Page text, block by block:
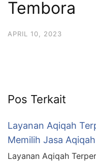
6713
Tembora
APRIL 10, 2023
Pos Terkait
Layanan Aqiqah
Memilih Jasa
Layanan Aqiqah